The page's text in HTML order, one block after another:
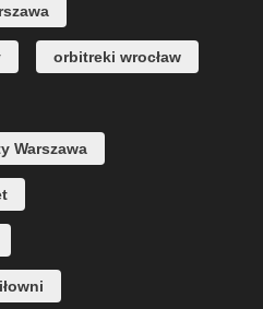
orbitreki wrocław
Warszawa